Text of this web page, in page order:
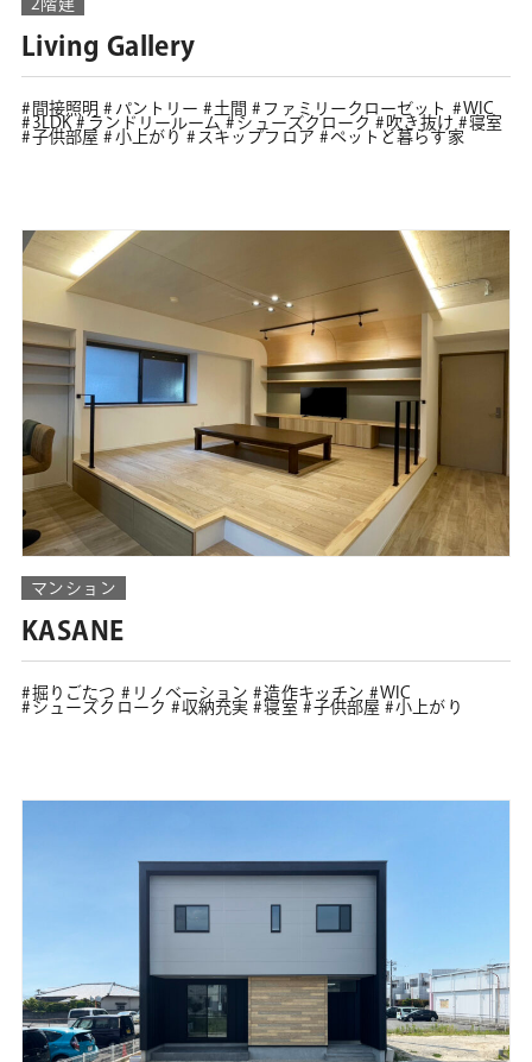
2階建
Living Gallery
間接照明 パントリー 土間 ファミリークローゼット
WIC
3LDK
ランドリールーム シューズクローク 吹き抜け
寝室
子供部屋
小上がり スキップフロア ペットと暮らす家
マンション
KASANE
掘りごたつ リノベーション 造作キッチン
WIC
シューズクローク
収納充実 寝室 子供部屋 小上がり